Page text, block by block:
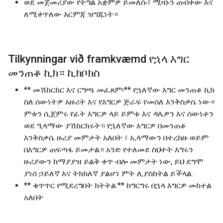
ወደ መጀመሪያው የትግል አቋምዎ ይመለሱ፣ ሚዛኑን ጠብቀው እና
ለሚቀጥለው እርምጃ ዝግጁነት።
Tilkynningar við framkvæmd የኋላ እግር
መንጠቆ ኪክ። ኪክቦክስ
** መሽከርከር እና ርግጫ መፈጸም፡** የኋለኛው እግር መንጠቆ ኪክ
ስለ ሰውነትዎ አዙሪት እና የእግርዎ ጅራፍ የመሰለ እንቅስቃሴ ነው።
ምቱን ሲጀምሩ የፊት እግርዎ ላይ ይምቱ እና ዳሌዎን እና ሰውነቶን
ወደ ዒላማው ያሽከርክሩት። የኋለኛው እግርዎ በመንጠቆ
እንቅስቃሴ ዙሪያ መምታት አለበት ፣ ኢላማውን በተረከዙ ወይም
በእግርዎ ጠፍጣፋ ይመታል። አንድ የተለመደ ስህተት እግሩን
ዙሪያውን ከማያያዝ ይልቅ ቀጥ ብሎ መምታት ነው, ይህ ደግሞ
ያነሰ ኃይለኛ እና ትክክለኛ ያልሆነ ምት ሊያስከትል ይችላል.
** ቁጥጥር የሚደረግበት ክትትል:** ከግርግሩ በኋላ እግርዎ መከተል
አለበት